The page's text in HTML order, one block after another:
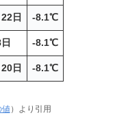
日 -8.1℃
-8.1℃
日 -8.1℃
値）より引用